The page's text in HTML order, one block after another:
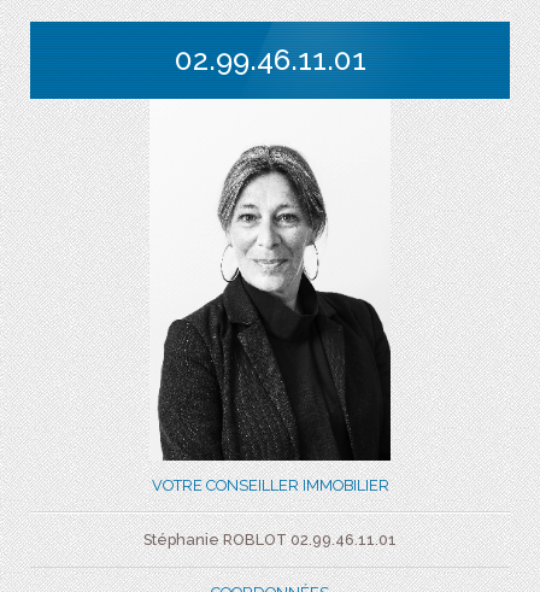
02.99.46.11.01
VOTRE CONSEILLER IMMOBILIER
Stéphanie ROBLOT 02.99.46.11.01